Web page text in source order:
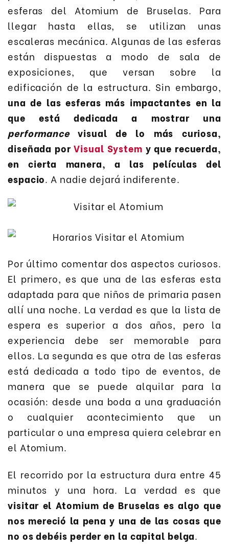
esferas del Atomium de Bruselas. Para
llegar hasta ellas, se utilizan unas
escaleras mecánica. Algunas de las esferas
están dispuestas a modo de sala de
exposiciones, que versan sobre la
edificación de la estructura. Sin embargo,
una de las esferas más impactantes en la
que está dedicada a mostrar una
performancevisual de lo más curiosa,
diseñada porVisual System y que recuerda,
en cierta manera, a las películas del
espacio. A nadie dejará indiferente.
Por último comentar dos aspectos curiosos.
El primero, es que una de las esferas esta
adaptada para que niños de primaria pasen
allí una noche. La verdad es que la lista de
espera es superior a dos años, pero la
experiencia debe ser memorable para
ellos. La segunda es que otra de las esferas
está dedicada a todo tipo de eventos, de
manera que se puede alquilar para la
ocasión: desde una boda a una graduación
o cualquier acontecimiento que un
particular o una empresa quiera celebrar en
el Atomium.
El recorrido por la estructura dura entre 45
minutos y una hora. La verdad es que
visitar el Atomium de Bruselas es algo que
nos mereció la pena y una de las cosas que
no os debéis perder en la capital belga.